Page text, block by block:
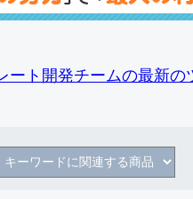
ート開発チームの最新の